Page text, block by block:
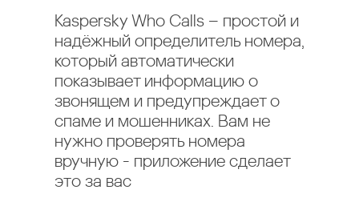
Kaspersky Who Calls – простой и
надёжный определитель номера,
который автоматически
показывает информацию о
звонящем и предупреждает о
спаме и мошенниках. Вам не
нужно проверять номера
вручную - приложение сделает
это за вас